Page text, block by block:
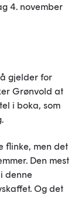
4. november
gjelder for
Grønvold at
i boka, som
flinke, men det
Den mest
denne
Og det